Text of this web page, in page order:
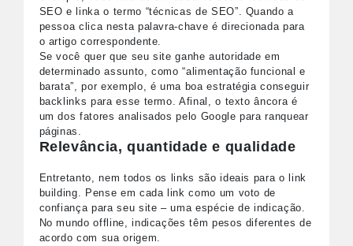
SEO e linka o termo “técnicas de SEO”. Quando a
pessoa clica nesta palavra-chave é direcionada para
o artigo correspondente.
Se você quer que seu site ganhe autoridade em
determinado assunto, como “alimentação funcional e
barata”, por exemplo, é uma boa estratégia conseguir
backlinks para esse termo. Afinal, o texto âncora é
um dos fatores analisados pelo Google para ranquear
páginas.
Relevância, quantidade e qualidade
Entretanto, nem todos os links são ideais para o link
building. Pense em cada link como um voto de
confiança para seu site – uma espécie de indicação.
No mundo offline, indicações têm pesos diferentes de
acordo com sua origem.